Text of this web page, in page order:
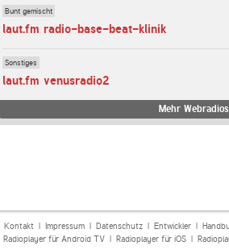
Bunt gemischt
laut.fm radio-base-beat-klinik
Sonstiges
laut.fm venusradio2
Mehr
Kontakt| Impressum| Datenschutz| Entwickler|
Radioplayer für Android TV| Radioplayer für iOS|